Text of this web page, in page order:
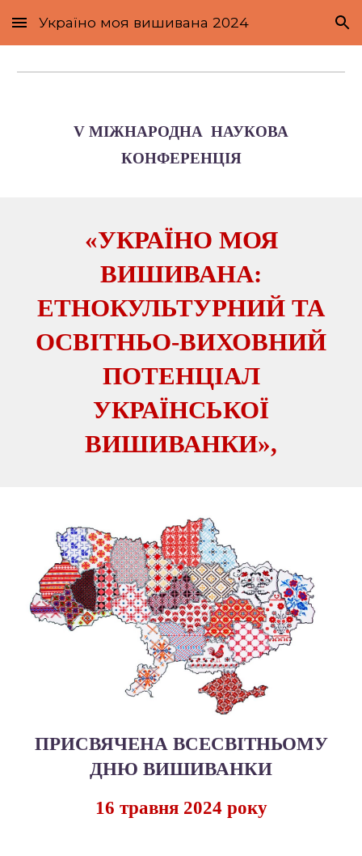
Skip to main content Skip to navigation
Україно моя вишивана 2024
V МІЖНАРОДНА НАУКОВА
КОНФЕРЕНЦІЯ
«УКРАЇНО МОЯ
ВИШИВАНА:
ЕТНОКУЛЬТУРНИЙ ТА
ОСВІТНЬО-ВИХОВНИЙ
ПОТЕНЦІАЛ
УКРАЇНСЬКОЇ
ВИШИВАНКИ»,
ПРИСВЯЧЕНА ВСЕСВІТНЬОМУ
ДНЮ ВИШИВАНКИ
16 травня 2024 року